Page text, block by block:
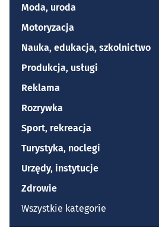
Moda, uroda
Motoryzacja
Nauka, edukacja, szkolnictwo
Produkcja, usługi
Reklama
Rozrywka
Sport, rekreacja
Turystyka, noclegi
Urzędy, instytucje
Zdrowie
Wszystkie kategorie